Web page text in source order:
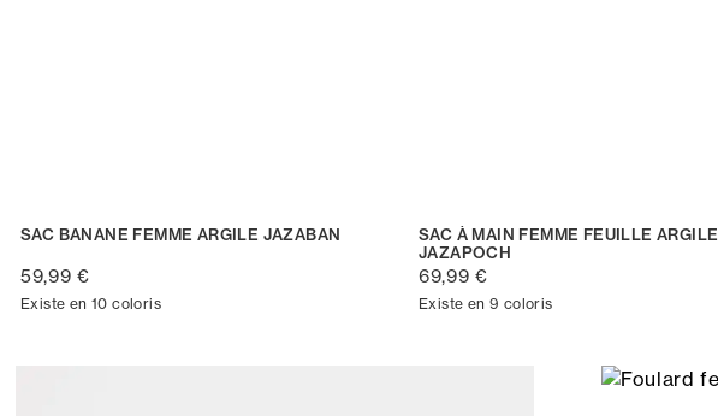
SAC BANANE FEMME ARGILE JAZABAN
59,99 €
Existe en 10 coloris
SAC À MAIN FEMME FEUILLE ARGILE
JAZAPOCH
69,99 €
Existe en 9 coloris